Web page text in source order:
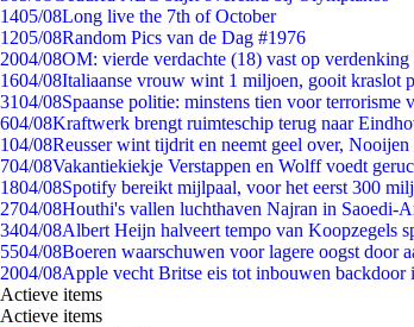
1405/08Long live the 7th of October
1205/08Random Pics van de Dag #1976
2004/08OM: vierde verdachte (18) vast op verdenking
1604/08Italiaanse vrouw wint 1 miljoen, gooit kraslot
3104/08Spaanse politie: minstens tien voor terrorisme
604/08Kraftwerk brengt ruimteschip terug naar
104/08Reusser wint tijdrit en neemt geel over, Nooijen
704/08Vakantiekiekje Verstappen en Wolff voedt
1804/08Spotify bereikt mijlpaal, voor het eerst 300
2704/08Houthi's vallen luchthaven Najran in Saoedi-
3404/08Albert Heijn halveert tempo van Koopzegels
5504/08Boeren waarschuwen voor lagere oogst door
2004/08Apple vecht Britse eis tot inbouwen backdoor
Actieve items
Actieve items